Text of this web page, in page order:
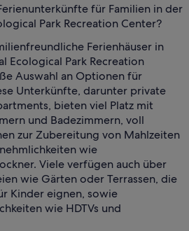
für Familien in der
Park Recreation Center?
Ferienhäuser in
Ecological Park Recreation
Auswahl an Optionen für
Unterkünfte, darunter private
bieten viel Platz mit
und Badezimmern, voll
zur Zubereitung von Mahlzeiten
wie
Viele verfügen auch über
wie Gärten oder Terrassen, die
Kinder eignen, sowie
wie HDTVs und